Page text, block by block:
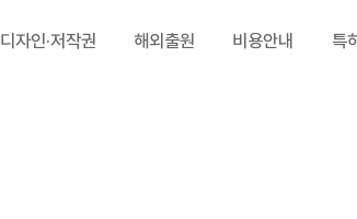
디자인·저작권 해외출원 비용안내 특